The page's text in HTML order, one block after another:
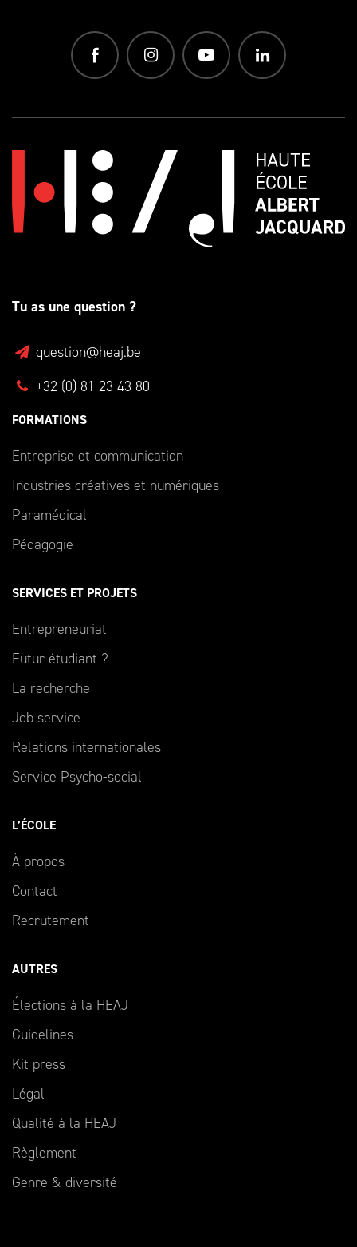
Tu as une question ?
question@heaj.be
+32 (0) 81 23 43 80
FORMATIONS
Entreprise et communication
Industries créatives et numériques
Paramédical
Pédagogie
SERVICES ET PROJETS
Entrepreneuriat
Futur étudiant ?
La recherche
Job service
Relations internationales
Service Psycho-social
L’ÉCOLE
À propos
Contact
Recrutement
AUTRES
Élections à la HEAJ
Guidelines
Kit press
Légal
Qualité à la HEAJ
Règlement
Genre & diversité